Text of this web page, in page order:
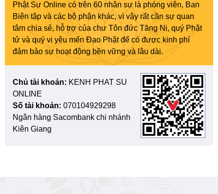
Phật Sự Online có trên 60 nhân sự là phóng viên, Ban
Biên tập và các bộ phận khác, vì vậy rất cần sự quan
tâm chia sẻ, hỗ trợ của chư Tôn đức Tăng Ni, quý Phật
tử và quý vị yêu mến Đạo Phật để có được kinh phí
đảm bảo sự hoạt động bền vững và lâu dài.
Chủ tài khoản: KENH PHAT SU
ONLINE
Số tài khoản: 070104929298
Ngân hàng Sacombank chi nhánh
Kiên Giang